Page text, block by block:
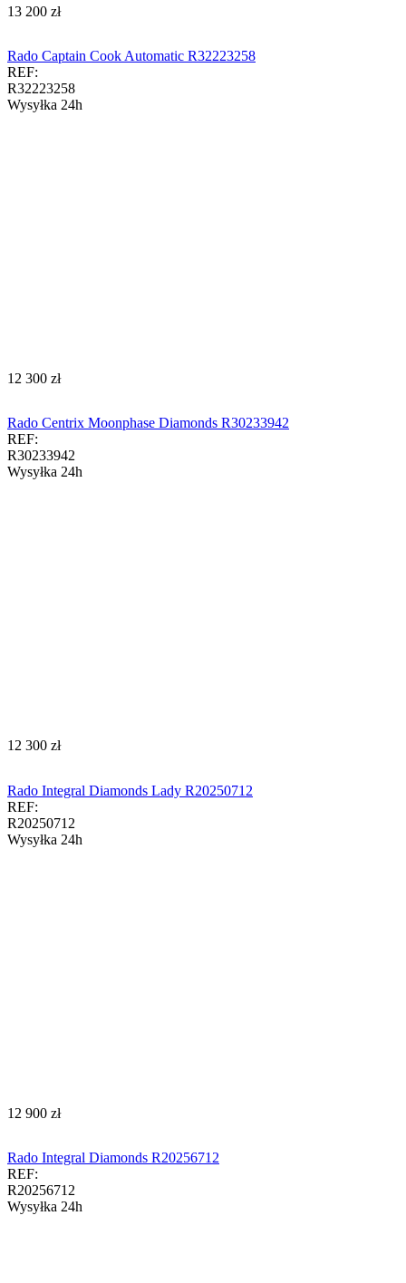
‍13 200‍ zł
Rado Captain Cook Automatic R32223258
REF:
R32223258
Wysyłka 24h
‍12 300‍ zł
Rado Centrix Moonphase Diamonds R30233942
REF:
R30233942
Wysyłka 24h
‍12 300‍ zł
Rado Integral Diamonds Lady R20250712
REF:
R20250712
Wysyłka 24h
‍12 900‍ zł
Rado Integral Diamonds R20256712
REF:
R20256712
Wysyłka 24h